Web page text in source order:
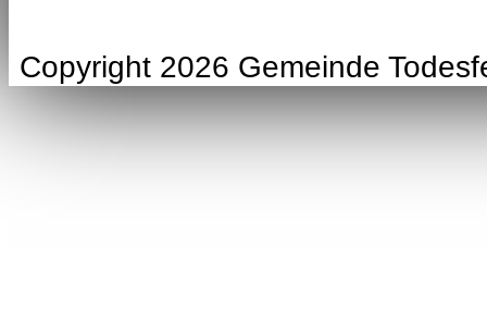
Copyright 2026 Gemeinde